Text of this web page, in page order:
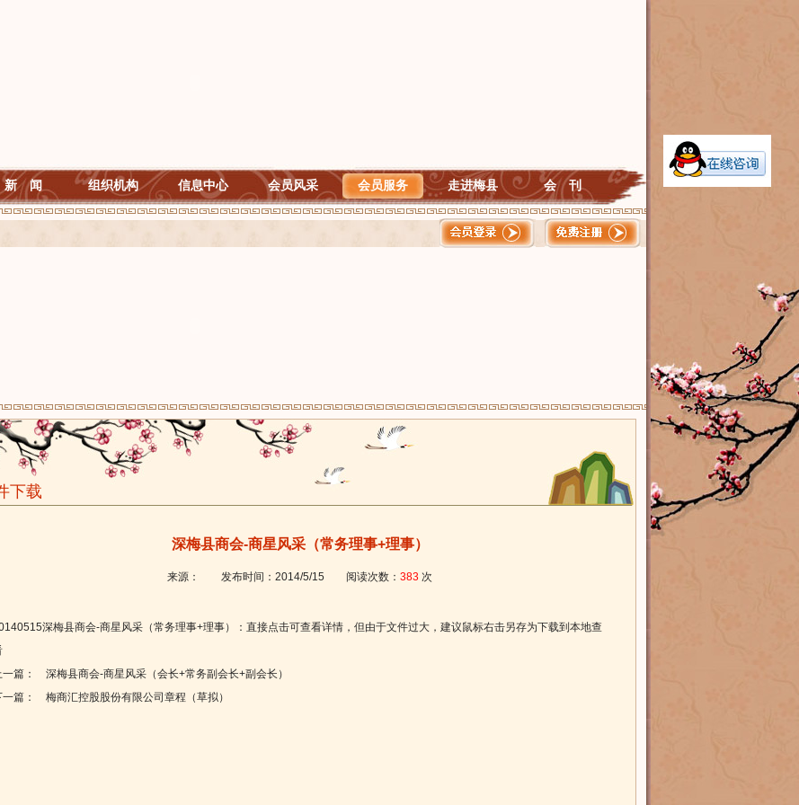
新 闻 组织机构 信息中心 会员风采 会员服务 走进梅县 会 刊
下载
深梅县商会-商星风采（常务理事+理事）
来源： 发布时间： 2014/5/15 阅读次数： 383 次
深梅县商会-商星风采（常务理事+理事）：直接点击可查看详情，但由于文件过大，建议鼠标右击另存为下载到本地查
一篇： 深梅县商会-商星风采（会长+常务副会长+副会长）
一篇： 梅商汇控股股份有限公司章程（草拟）